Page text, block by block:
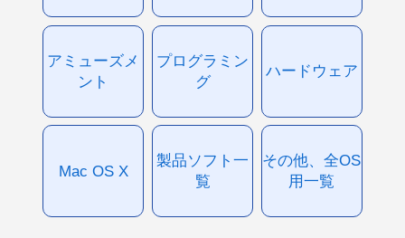
アミューズメ
ント
プログラミン
グ
ハードウェア
Mac OS X
製品ソフト一
覧
その他、全OS
用一覧